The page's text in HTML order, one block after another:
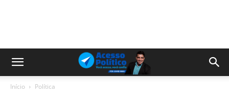
Início Política